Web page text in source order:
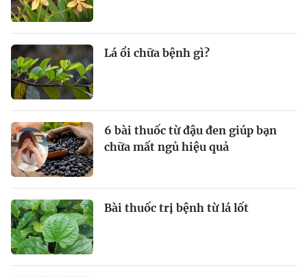
Lá ổi chữa bệnh gì?
6 bài thuốc từ đậu đen giúp bạn
chữa mất ngủ hiệu quả
Bài thuốc trị bệnh từ lá lốt